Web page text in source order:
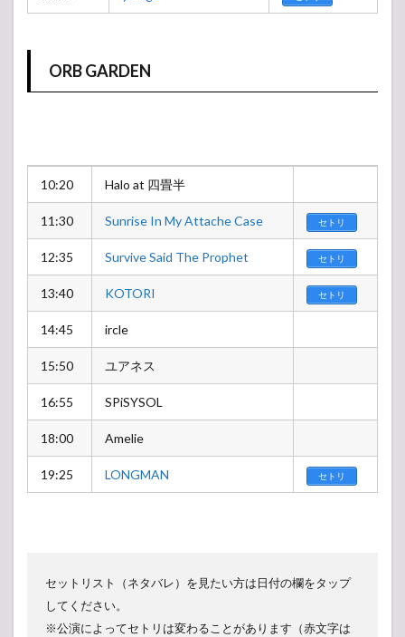
ORB GARDEN
10:20 Halo at 四畳半
11:30 Sunrise In My Attache Case セトリ
12:35 Survive Said The Prophet セトリ
13:40 KOTORI セトリ
14:45 ircle
15:50 ユアネス
16:55 SPiSYSOL
18:00 Amelie
19:25 LONGMAN セトリ
セットリスト（ネタバレ）を見たい方は日付の欄をタップ
してください。
※公演によってセトリは変わることがあります（赤文字は